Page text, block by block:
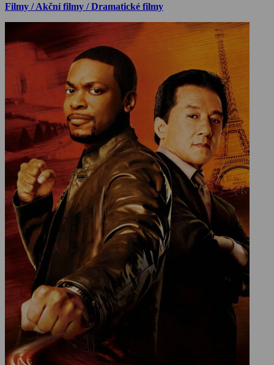
Filmy / Akční filmy / Dramatické filmy